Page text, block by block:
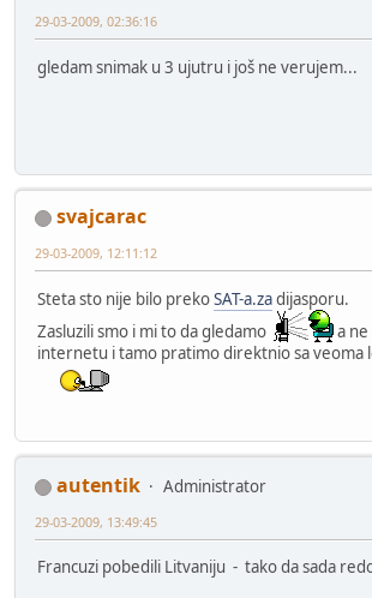
29-03-2009, 02:36:16
gledam snimak u 3 ujutru i još ne verujem...
svajcarac
29-03-2009, 12:11:12
Steta sto nije bilo prekoSAT-a.zadijasporu.
Zasluzili smo i mi to da gledamo
a
internetu i tamo pratimo direktnio sa veoma
autentik
Administrator
29-03-2009, 13:49:45
Francuzi pobedili Litvaniju - tako da sada